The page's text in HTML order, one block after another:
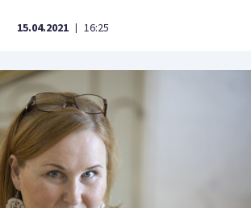
15.04.2021 | 16:25